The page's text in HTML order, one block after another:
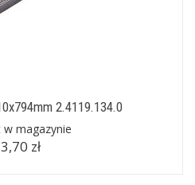
2.4119.134.0
w magazynie
zł